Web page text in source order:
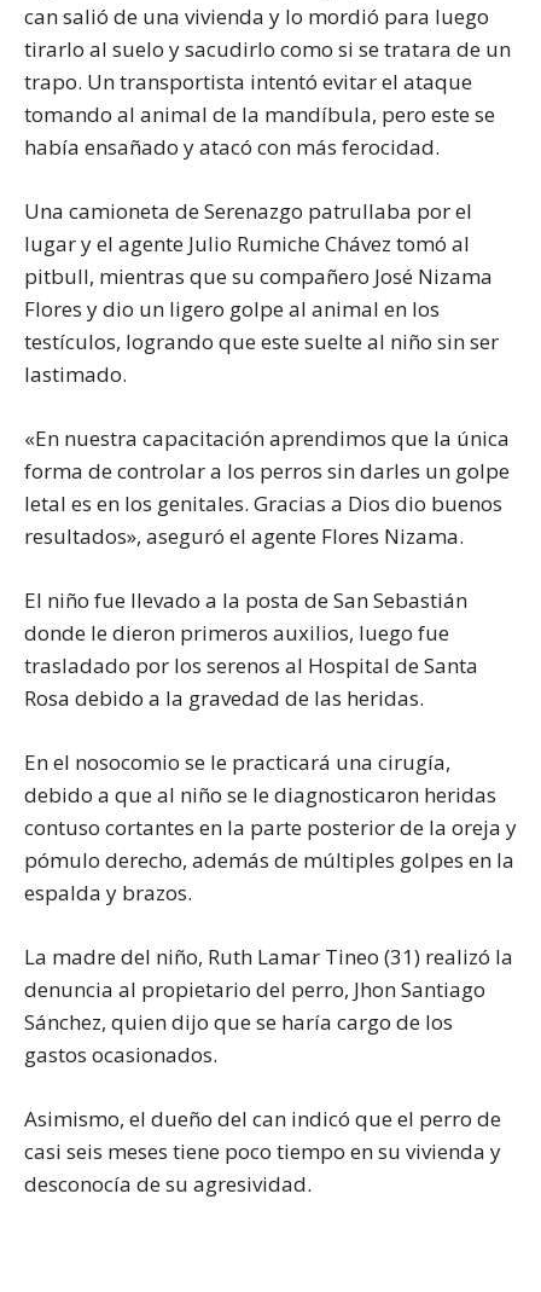
can salió de una vivienda y lo mordió para luego
tirarlo al suelo y sacudirlo como si se tratara de un
trapo. Un transportista intentó evitar el ataque
tomando al animal de la mandíbula, pero este se
había ensañado y atacó con más ferocidad.
Una camioneta de Serenazgo patrullaba por el
lugar y el agente Julio Rumiche Chávez tomó al
pitbull, mientras que su compañero José Nizama
Flores y dio un ligero golpe al animal en los
testículos, logrando que este suelte al niño sin ser
lastimado.
«En nuestra capacitación aprendimos que la única
forma de controlar a los perros sin darles un golpe
letal es en los genitales. Gracias a Dios dio buenos
resultados», aseguró el agente Flores Nizama.
El niño fue llevado a la posta de San Sebastián
donde le dieron primeros auxilios, luego fue
trasladado por los serenos al Hospital de Santa
Rosa debido a la gravedad de las heridas.
En el nosocomio se le practicará una cirugía,
debido a que al niño se le diagnosticaron heridas
contuso cortantes en la parte posterior de la oreja y
pómulo derecho, además de múltiples golpes en la
espalda y brazos.
La madre del niño, Ruth Lamar Tineo (31) realizó la
denuncia al propietario del perro, Jhon Santiago
Sánchez, quien dijo que se haría cargo de los
gastos ocasionados.
Asimismo, el dueño del can indicó que el perro de
casi seis meses tiene poco tiempo en su vivienda y
desconocía de su agresividad.